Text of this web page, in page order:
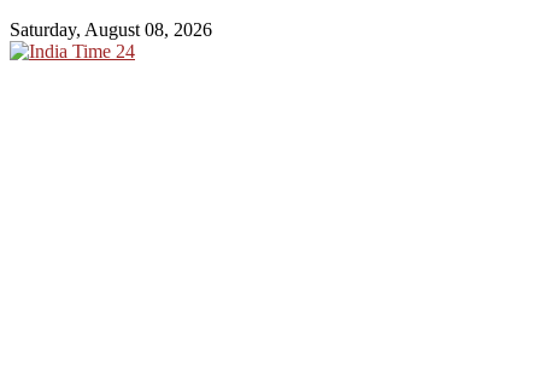
Saturday, August 08, 2026